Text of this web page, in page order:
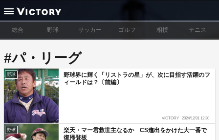
総合 野球 サッカー ゴルフ 相撲 テニス
#パ・リーグ
野球
野球界に輝く「リストラの星」が、次に目指す活躍のフ
ィールドは？〔前編〕
VICTORY 2024/12/31 12:30
野球
楽天・マー君救世主なるか CS進出をかけた大一番で
復帰登板